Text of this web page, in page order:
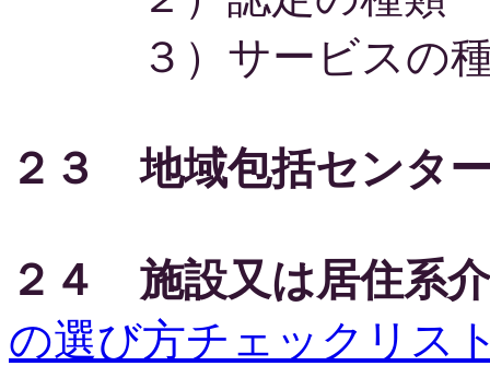
３）サービスの
２３ 地域包括センタ
２４ 施設又は居住系
の選び方チェックリス